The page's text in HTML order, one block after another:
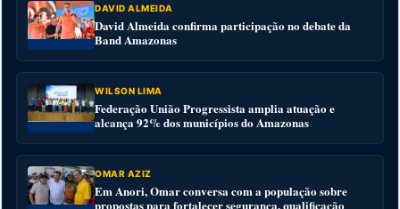
DAVID ALMEIDA
David Almeida confirma participação no debate da
Band Amazonas
WILSON LIMA
Federação União Progressista amplia atuação e
alcança 92% dos municípios do Amazonas
OMAR AZIZ
Em Anori, Omar conversa com a população sobre
propostas para fortalecer segurança, qualificação